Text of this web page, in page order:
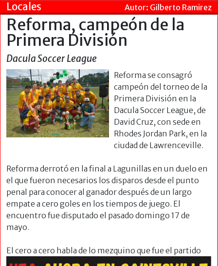
Locales Autor: Gilberto Ramirez
Reforma, campeón de la
Primera División
Dacula Soccer League
Reforma se consagró
campeón del torneo de la
Primera División en la
Dacula Soccer League, de
David Cruz, con sede en
Rhodes Jordan Park, en la
ciudad de Lawrenceville.
Reforma derrotó en la final a Lagunillas en un duelo en
el que fueron necesarios los disparos desde el punto
penal para conocer al ganador después de un largo
empate a cero goles en los tiempos de juego. El
encuentro fue disputado el pasado domingo 17 de
mayo.
El cero a cero habla de lo mezquino que fue el partido